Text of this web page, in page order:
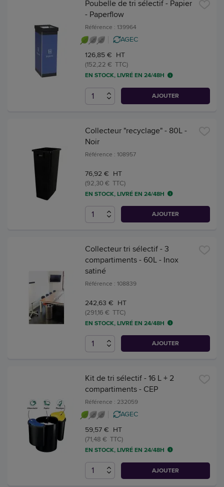
Poubelle de tri sélectif - Papier
- Paperflow
Référence : 139964
AGEC
126,85 € HT
(152,22 € TTC)
EN STOCK, LIVRÉ EN 24/48H
AJOUTER
Collecteur "recyclage" - 80L -
Noir
Référence : 108957
76,92 € HT
(92,30 € TTC)
EN STOCK, LIVRÉ EN 24/48H
AJOUTER
Collecteur tri sélectif - 3
compartiments - 60L - Inox
satiné
Référence : 108839
242,63 € HT
(291,16 € TTC)
EN STOCK, LIVRÉ EN 24/48H
AJOUTER
Kit de tri sélectif - 16 L + 2
compartiments - CEP
Référence : 232059
AGEC
59,57 € HT
(71,48 € TTC)
EN STOCK, LIVRÉ EN 24/48H
AJOUTER